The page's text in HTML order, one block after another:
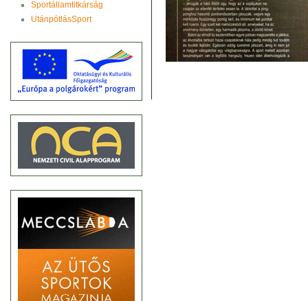
Sportállamtitkárság
UtánpótlásSport